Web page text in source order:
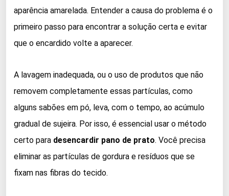
aparência amarelada. Entender a causa do problema é o
primeiro passo para encontrar a solução certa e evitar
que o encardido volte a aparecer.
A lavagem inadequada, ou o uso de produtos que não
removem completamente essas partículas, como
alguns sabões em pó, leva, com o tempo, ao acúmulo
gradual de sujeira. Por isso, é essencial usar o método
certo para desencardir pano de prato. Você precisa
eliminar as partículas de gordura e resíduos que se
fixam nas fibras do tecido.